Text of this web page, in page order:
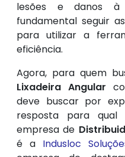
lesões e danos à
fundamental seguir
para utilizar a
eficiência.
Agora, para quem
Lixadeira Angular
deve buscar por
resposta para
empresa de
é a Indusloc